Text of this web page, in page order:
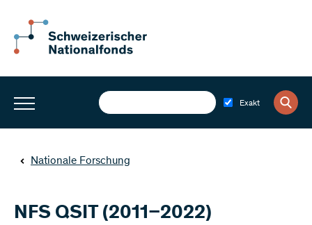
Exakt
Nationale Forschung
NFS QSIT (2011–2022)